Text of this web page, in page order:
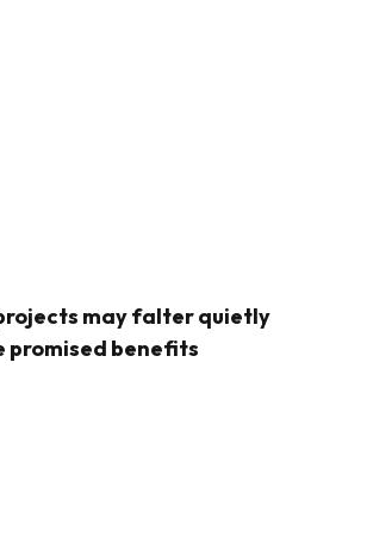
may falter quietly
promised benefits